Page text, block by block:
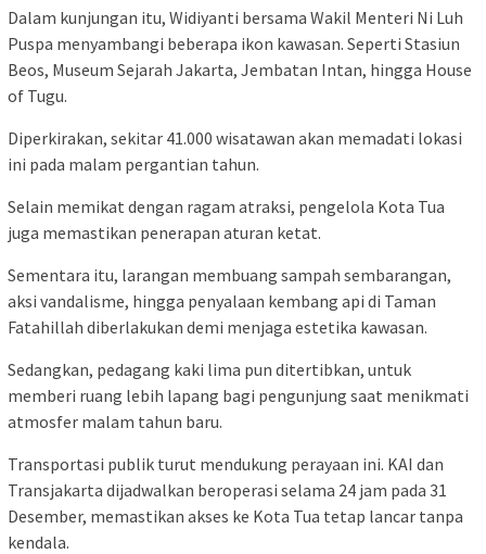
Dalam kunjungan itu, Widiyanti bersama Wakil Menteri Ni Luh
Puspa menyambangi beberapa ikon kawasan. Seperti Stasiun
Beos, Museum Sejarah Jakarta, Jembatan Intan, hingga House
of Tugu.
Diperkirakan, sekitar 41.000 wisatawan akan memadati lokasi
ini pada malam pergantian tahun.
Selain memikat dengan ragam atraksi, pengelola Kota Tua
juga memastikan penerapan aturan ketat.
Sementara itu, larangan membuang sampah sembarangan,
aksi vandalisme, hingga penyalaan kembang api di Taman
Fatahillah diberlakukan demi menjaga estetika kawasan.
Sedangkan, pedagang kaki lima pun ditertibkan, untuk
memberi ruang lebih lapang bagi pengunjung saat menikmati
atmosfer malam tahun baru.
Transportasi publik turut mendukung perayaan ini. KAI dan
Transjakarta dijadwalkan beroperasi selama 24 jam pada 31
Desember, memastikan akses ke Kota Tua tetap lancar tanpa
kendala.